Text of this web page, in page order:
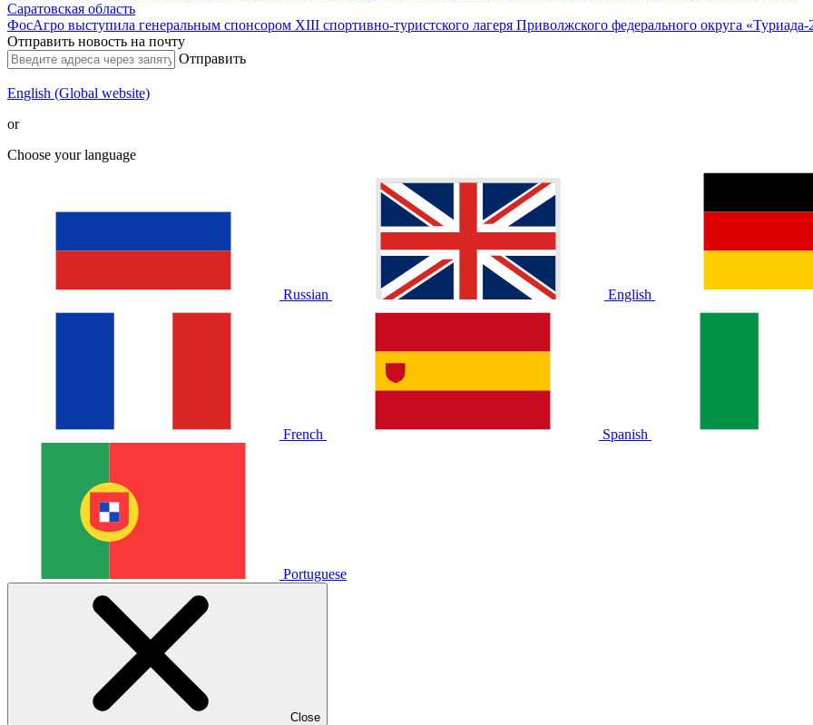
Саратовская область
ФосАгро выступила генеральным спонсором XIII спортивно-туристского лагеря Приволжского федерального округа «Туриада-
Отправить новость на почту
Отправить
English (Global website)
or
Choose your language
Russian English
French Spanish
Portuguese
Close